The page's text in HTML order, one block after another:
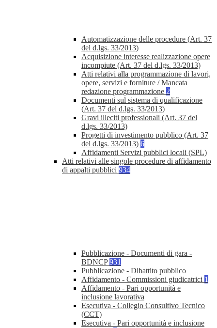
Automatizzazione delle procedure (Art. 37
del d.lgs. 33/2013)
Acquisizione interesse realizzazione opere
incompiute (Art. 37 del d.lgs. 33/2013)
Atti relativi alla programmazione di lavori,
opere, servizi e forniture / Mancata
redazione programmazione 2
Documenti sul sistema di qualificazione
(Art. 37 del d.lgs. 33/2013)
Gravi illeciti professionali (Art. 37 del
d.lgs. 33/2013)
Progetti di investimento pubblico (Art. 37
del d.lgs. 33/2013) 6
Affidamenti Servizi pubblici locali (SPL)
Atti relativi alle singole procedure di affidamento
di appalti pubblici 934
Pubblicazione - Documenti di gara -
BDNCP931
Pubblicazione - Dibattito pubblico
Affidamento - Commissioni giudicatrici 1
Affidamento - Pari opportunità e
inclusione lavorativa
Esecutiva - Collegio Consultivo Tecnico
(CCT)
Esecutiva - Pari opportunità e inclusione